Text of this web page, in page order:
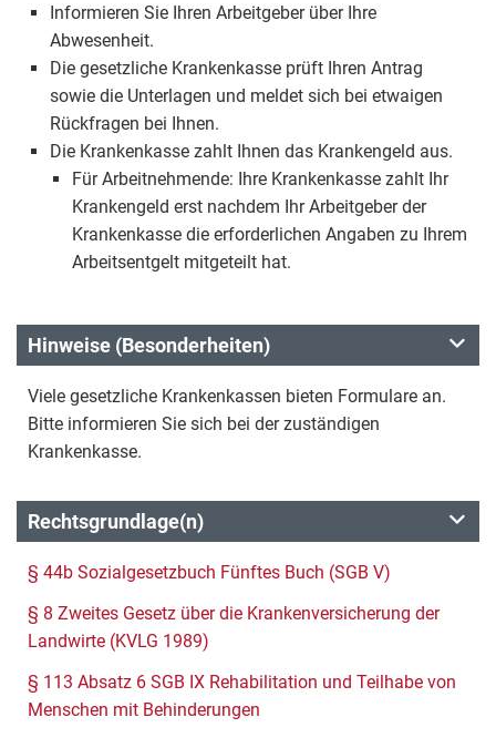
Informieren Sie Ihren Arbeitgeber über Ihre
Abwesenheit.
Die gesetzliche Krankenkasse prüft Ihren Antrag
sowie die Unterlagen und meldet sich bei etwaigen
Rückfragen bei Ihnen.
Die Krankenkasse zahlt Ihnen das Krankengeld aus.
Für Arbeitnehmende: Ihre Krankenkasse zahlt Ihr
Krankengeld erst nachdem Ihr Arbeitgeber der
Krankenkasse die erforderlichen Angaben zu Ihrem
Arbeitsentgelt mitgeteilt hat.
Hinweise (Besonderheiten)
Viele gesetzliche Krankenkassen bieten Formulare an.
Bitte informieren Sie sich bei der zuständigen
Krankenkasse.
Rechtsgrundlage(n)
§ 44b Sozialgesetzbuch Fünftes Buch (SGB V)
§ 8 Zweites Gesetz über die Krankenversicherung der
Landwirte (KVLG 1989)
§ 113 Absatz 6 SGB IX Rehabilitation und Teilhabe von
Menschen mit Behinderungen